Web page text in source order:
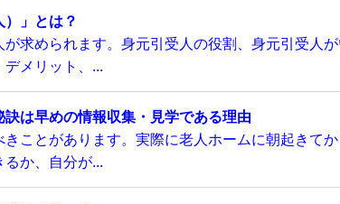
」とは？
求められます。身元引受人の役割、身元引受人
メリット、...
は早めの情報収集・見学である理由
ことがあります。実際に老人ホームに朝起きて
か、自分が...